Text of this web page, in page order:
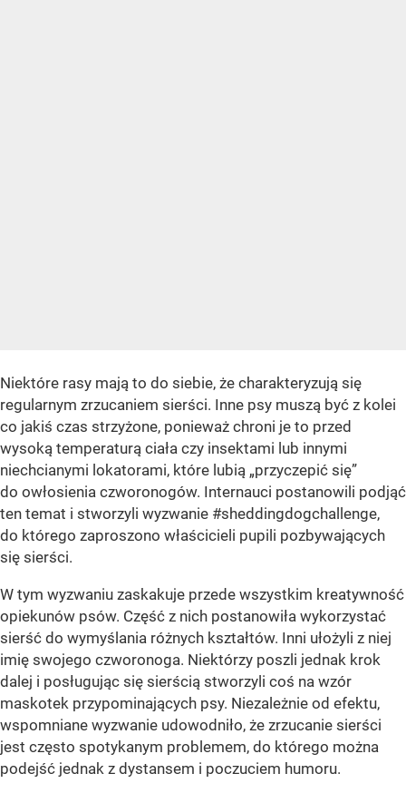
Niektóre rasy mają to do siebie, że charakteryzują się
regularnym zrzucaniem sierści. Inne psy muszą być z kolei
co jakiś czas strzyżone, ponieważ chroni je to przed
wysoką temperaturą ciała czy insektami lub innymi
niechcianymi lokatorami, które lubią „przyczepić się”
do owłosienia czworonogów. Internauci postanowili podjąć
ten temat i stworzyli wyzwanie #sheddingdogchallenge,
do którego zaproszono właścicieli pupili pozbywających
się sierści.
W tym wyzwaniu zaskakuje przede wszystkim kreatywność
opiekunów psów. Część z nich postanowiła wykorzystać
sierść do wymyślania różnych kształtów. Inni ułożyli z niej
imię swojego czworonoga. Niektórzy poszli jednak krok
dalej i posługując się sierścią stworzyli coś na wzór
maskotek przypominających psy. Niezależnie od efektu,
wspomniane wyzwanie udowodniło, że zrzucanie sierści
jest często spotykanym problemem, do którego można
podejść jednak z dystansem i poczuciem humoru.